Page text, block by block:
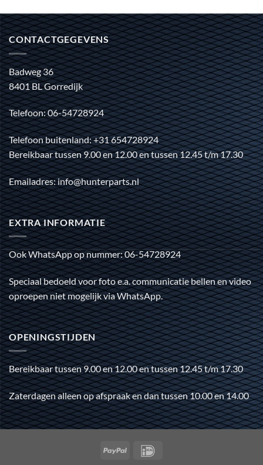
CONTACTGEGEVENS
Badweg 36
8401 BL Gorredijk
Telefoon: 06-54728924
Telefoon buitenland: +31 654728924
Bereikbaar tussen 9.00 en 12.00 en tussen 12.45 t/m 17.30
Emailadres: info@hunterparts.nl
EXTRA INFORMATIE
Ook WhatsApp op nummer: 06-54728924
Speciaal bedoeld voor foto e.a. communicatie bellen en video
oproepen niet mogelijk via WhatsApp.
OPENINGSTIJDEN
Bereikbaar tussen 9.00 en 12.00 en tussen 12.45 t/m 17.30
Zaterdagen alleen op afspraak en dan tussen 10.00 en 14.00